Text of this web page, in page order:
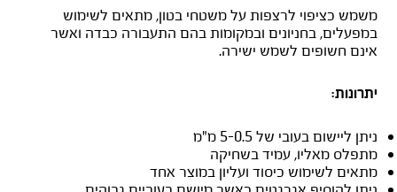
משמש כציפוי לרצפות על משטחי בטון, מתאים לשימוש
במפעלים, בחניונים ובמקומות בהם התעבורה כבדה ואשר
אינם חשופים לשמש ישירה.
יתרונות:
ניתן ליישום בעובי של 5-0.5 מ"מ
מתפלס מאליו, עמיד בשחיקה
מתאים לשימוש כיסוד ועליון במוצר אחד